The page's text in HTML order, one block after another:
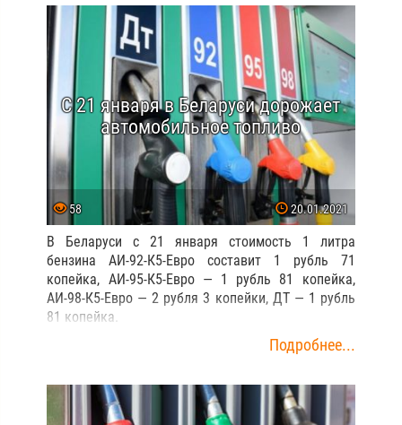
С 21 января в Беларуси дорожает
автомобильное топливо
58 20.01.2021
В Беларуси с 21 января стоимость 1 литра
бензина АИ-92-К5-Евро составит 1 рубль 71
копейка, АИ-95-К5-Евро — 1 рубль 81 копейка,
АИ-98-К5-Евро — 2 рубля 3 копейки, ДТ — 1 рубль
81 копейка.
Подробнее...